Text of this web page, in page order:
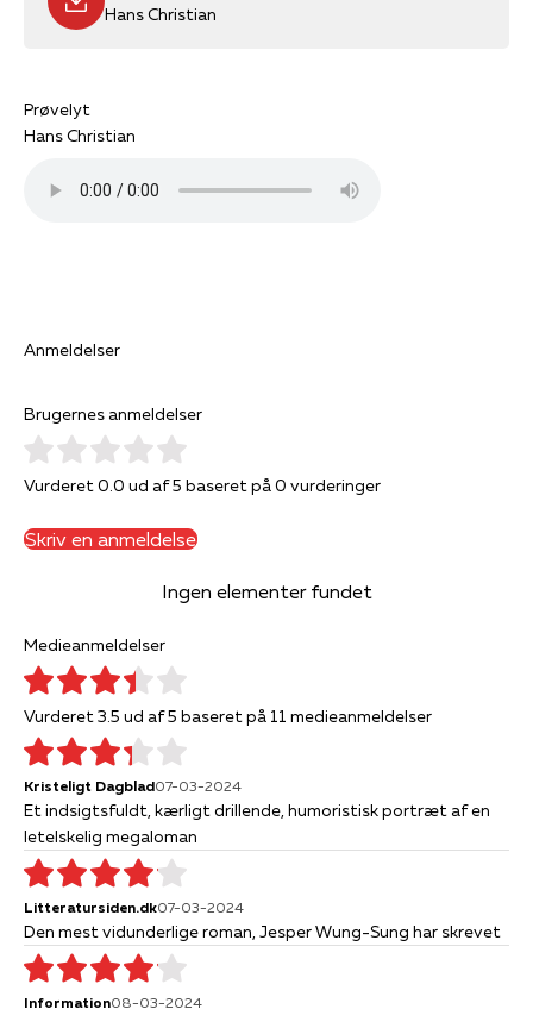
Hans Christian
Prøvelyt
Hans Christian
Anmeldelser
Brugernes anmeldelser
Vurderet 0.0 ud af 5 baseret på 0 vurderinger
Skriv en anmeldelse
Ingen elementer fundet
Medieanmeldelser
Vurderet 3.5 ud af 5 baseret på 11 medieanmeldelser
Kristeligt Dagblad07-03-2024
Et indsigtsfuldt, kærligt drillende, humoristisk portræt af en
letelskelig megaloman
Litteratursiden.dk07-03-2024
Den mest vidunderlige roman, Jesper Wung-Sung har skrevet
Information08-03-2024